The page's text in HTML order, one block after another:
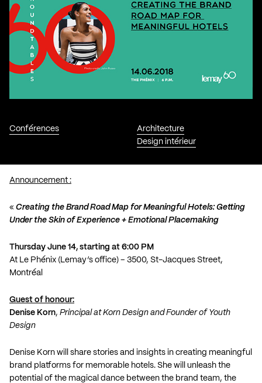
Conférences
Architecture
Design intérieur
Announcement :
« Creating the Brand Road Map for Meaningful Hotels: Getting
Under the Skin of Experience + Emotional Placemaking
Thursday June 14, starting at 6:00 PM
At Le Phénix (Lemay’s office) – 3500, St-Jacques Street,
Montréal
Guest of honour:
Denise Korn, Principal atKorn Design and Founder of Youth
Design
Denise Korn will share stories and insights in creating meaningful
brand platforms for memorable hotels. She will unleash the
potential of the magical dance between the brand team, the